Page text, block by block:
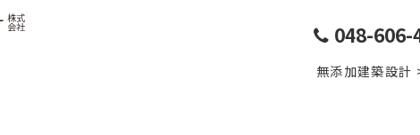
048-606-
無添加建築設計